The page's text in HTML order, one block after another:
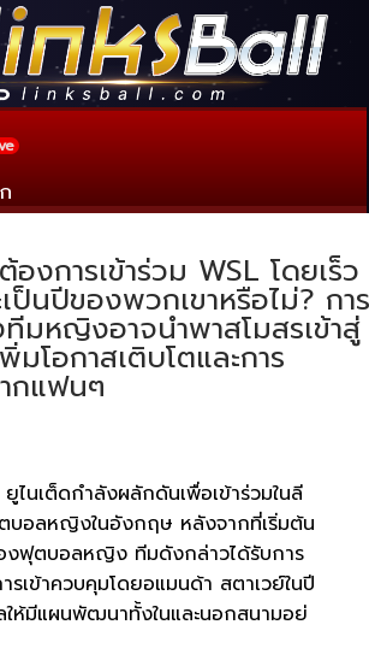
องการเข้าร่วม WSL โดยเร็ว
ป็นปีของพวกเขาหรือไม่? การ
หญิงอาจนำพาสโมสรเข้าสู่
โอกาสเติบโตและการ
กแฟนๆ
นเต็ดกำลังผลักดันเพื่อเข้าร่วมในลี
อลหญิงในอังกฤษ หลังจากที่เริ่มต้น
งฟุตบอลหญิง ทีมดังกล่าวได้รับการ
รเข้าควบคุมโดยอแมนด้า สตาเวย์ในปี
ห้มีแผนพัฒนาทั้งในและนอกสนามอย่